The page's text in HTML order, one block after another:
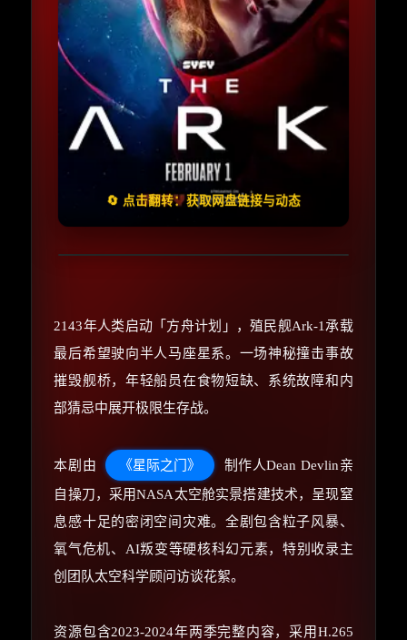
🔄 点击翻转：获取网盘链接与动态
失效请反馈
🧧️
天天领红包
2143年人类启动「方舟计划」，殖民舰Ark-1承载
最后希望驶向半人马座星系。一场神秘撞击事故
摧毁舰桥，年轻船员在食物短缺、系统故障和内
部猜忌中展开极限生存战。
本剧由 《星际之门》
制作人Dean Devlin亲
自操刀，采用NASA太空舱实景搭建技术，呈现窒
息感十足的密闭空间灾难。全剧包含粒子风暴、
氧气危机、AI叛变等硬核科幻元素，特别收录主
创团队太空科学顾问访谈花絮。
资源包含2023-2024年两季完整内容，采用H.265